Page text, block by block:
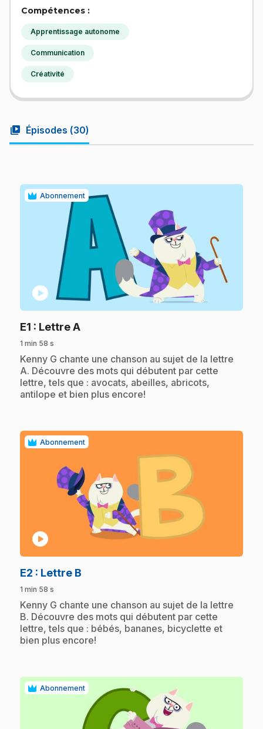
Compétences :
Apprentissage autonome
Communication
Créativité
video_library Épisodes (30)
Abonnement
play_circle
E1 : Lettre A
1 min 58 s
.Kenny G chante une chanson au sujet de la lettre
A. Découvre des mots qui débutent par cette
lettre, tels que : avocats, abeilles, abricots,
antilope et bien plus encore!
Abonnement
play_circle
E2 : Lettre B
1 min 58 s
.Kenny G chante une chanson au sujet de la lettre
B. Découvre des mots qui débutent par cette
lettre, tels que : bébés, bananes, bicyclette et
bien plus encore!
Abonnement